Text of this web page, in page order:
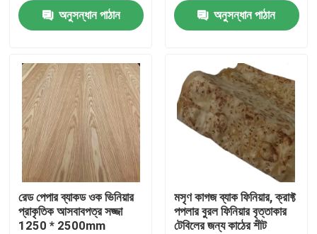
পণ্য
আমাদের সম্পর্কে
কারখানা ভ্রমণ
মান নিয়ন্ত্রণ
অনুসন্ধান পাঠান
অনুসন্ধান পাঠান
রেড পেপার ব্যাকড ওক ভিনিয়ার
প্রাকৃতিক আসবাবপত্র সজ্জা
1250 * 2500mm
মসৃণ কাগজ ব্যাক ফিনিয়ার, ক্রাফ্ট
পপলার বুরল ফিনিয়ার বৃত্তাকার
টেবিলের জন্য কাঠের শীট